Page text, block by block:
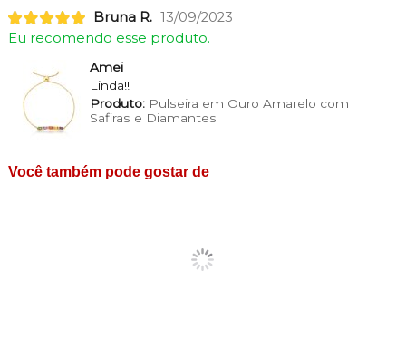
Bruna R. 13/09/2023
Eu recomendo esse produto.
Amei
Linda!!
Produto:Pulseira em Ouro Amarelo com
Safiras e Diamantes
Você também pode gostar de